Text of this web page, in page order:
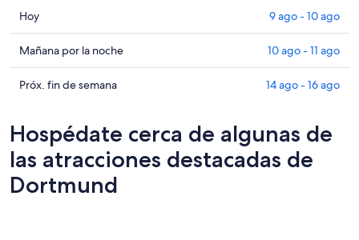
Consultar
precios
en
Dortmund
para
ago
10
ago
Hoy 9 ago - 10 ago
Consultar
precios
en
mañana
la
noche,
Mañana por la noche 10 ago - 11 ago
Consultar
Dortmund
para
el
próximo
Próx. fin de semana 14 ago - 16 ago
Hospédate cerca de algunas de
las atracciones destacadas de
Dortmund